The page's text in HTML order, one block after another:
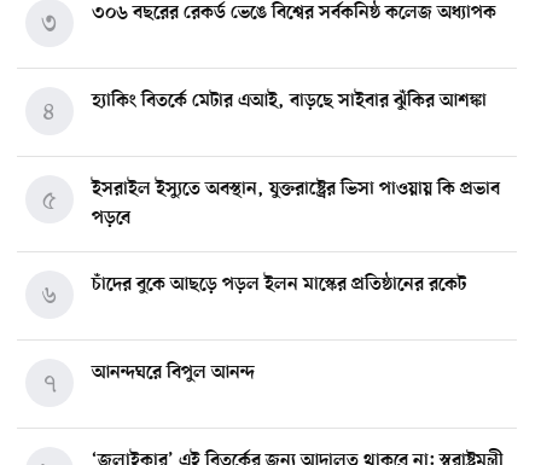
৩০৬ বছরের রেকর্ড ভেঙে বিশ্বের সর্বকনিষ্ঠ কলেজ অধ্যাপক
৩
হ্যাকিং বিতর্কে মেটার এআই, বাড়ছে সাইবার ঝুঁকির আশঙ্কা
৪
ইসরাইল ইস্যুতে অবস্থান, যুক্তরাষ্ট্রের ভিসা পাওয়ায় কি প্রভাব
পড়বে
৫
চাঁদের বুকে আছড়ে পড়ল ইলন মাস্কের প্রতিষ্ঠানের রকেট
৬
আনন্দঘরে বিপুল আনন্দ
৭